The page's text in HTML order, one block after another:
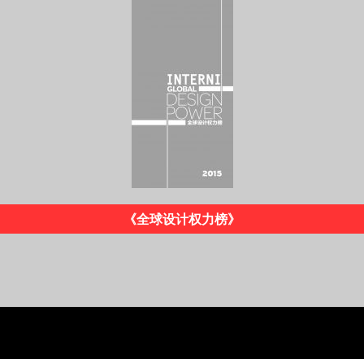
《INTERNI》意大利版